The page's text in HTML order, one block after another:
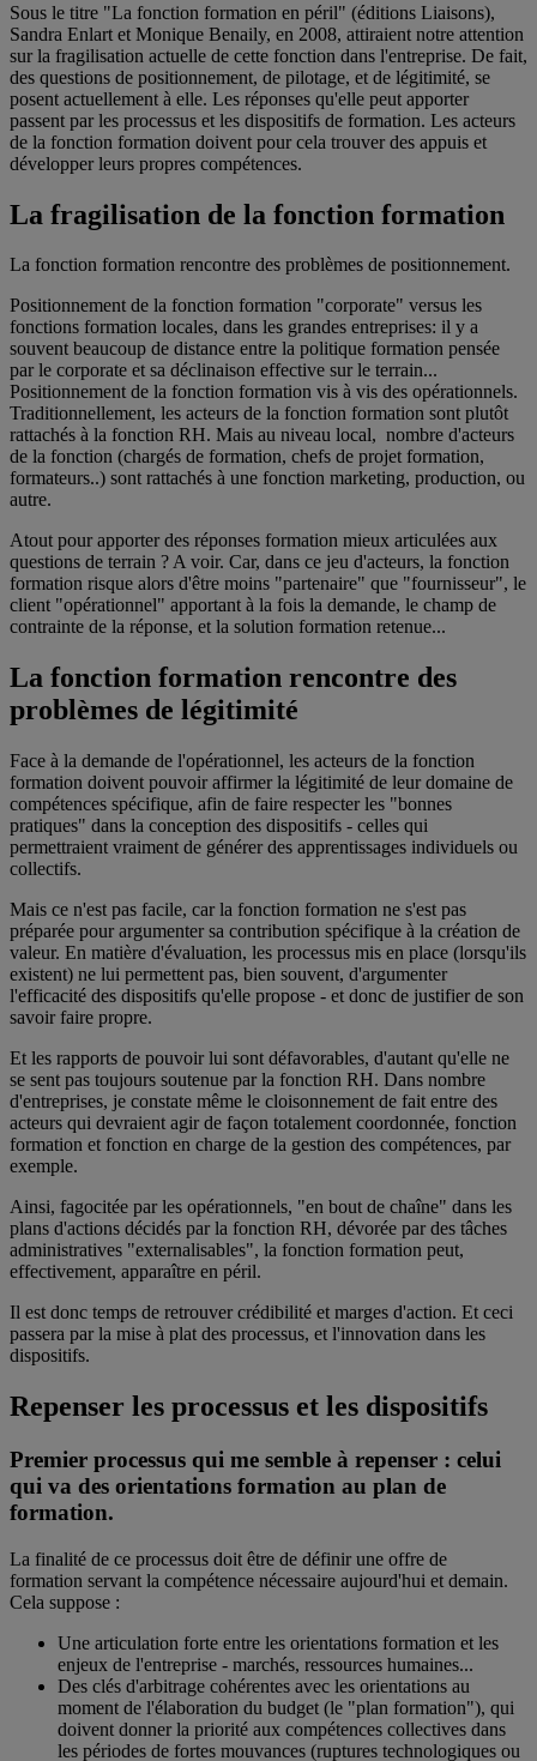
Sous le titre "La fonction formation en péril" (éditions Liaisons),
Sandra Enlart et Monique Benaily, en 2008, attiraient notre attention
sur la fragilisation actuelle de cette fonction dans l'entreprise. De fait,
des questions de positionnement, de pilotage, et de légitimité, se
posent actuellement à elle. Les réponses qu'elle peut apporter
passent par les processus et les dispositifs de formation. Les acteurs
de la fonction formation doivent pour cela trouver des appuis et
développer leurs propres compétences.
La fragilisation de la fonction formation
La fonction formation rencontre des problèmes de positionnement.
Positionnement de la fonction formation "corporate" versus les
fonctions formation locales, dans les grandes entreprises: il y a
souvent beaucoup de distance entre la politique formation pensée
par le corporate et sa déclinaison effective sur le terrain...
Positionnement de la fonction formation vis à vis des opérationnels.
Traditionnellement, les acteurs de la fonction formation sont plutôt
rattachés à la fonction RH. Mais au niveau local, nombre d'acteurs
de la fonction (chargés de formation, chefs de projet formation,
formateurs..) sont rattachés à une fonction marketing, production, ou
autre.
Atout pour apporter des réponses formation mieux articulées aux
questions de terrain ? A voir. Car, dans ce jeu d'acteurs, la fonction
formation risque alors d'être moins "partenaire" que "fournisseur", le
client "opérationnel" apportant à la fois la demande, le champ de
contrainte de la réponse, et la solution formation retenue...
La fonction formation rencontre des
problèmes de légitimité
Face à la demande de l'opérationnel, les acteurs de la fonction
formation doivent pouvoir affirmer la légitimité de leur domaine de
compétences spécifique, afin de faire respecter les "bonnes
pratiques" dans la conception des dispositifs - celles qui
permettraient vraiment de générer des apprentissages individuels ou
collectifs.
Mais ce n'est pas facile, car la fonction formation ne s'est pas
préparée pour argumenter sa contribution spécifique à la création de
valeur. En matière d'évaluation, les processus mis en place (lorsqu'ils
existent) ne lui permettent pas, bien souvent, d'argumenter
l'efficacité des dispositifs qu'elle propose - et donc de justifier de son
savoir faire propre.
Et les rapports de pouvoir lui sont défavorables, d'autant qu'elle ne
se sent pas toujours soutenue par la fonction RH. Dans nombre
d'entreprises, je constate même le cloisonnement de fait entre des
acteurs qui devraient agir de façon totalement coordonnée, fonction
formation et fonction en charge de la gestion des compétences, par
exemple.
Ainsi, fagocitée par les opérationnels, "en bout de chaîne" dans les
plans d'actions décidés par la fonction RH, dévorée par des tâches
administratives "externalisables", la fonction formation peut,
effectivement, apparaître en péril.
Il est donc temps de retrouver crédibilité et marges d'action. Et ceci
passera par la mise à plat des processus, et l'innovation dans les
dispositifs.
Repenser les processus et les dispositifs
Premier processus qui me semble à repenser : celui
qui va des orientations formation au plan de
formation.
La finalité de ce processus doit être de définir une offre de
formation servant la compétence nécessaire aujourd'hui et demain.
Cela suppose :
Une articulation forte entre les orientations formation et les
enjeux de l'entreprise - marchés, ressources humaines...
Des clés d'arbitrage cohérentes avec les orientations au
moment de l'élaboration du budget (le "plan formation"), qui
doivent donner la priorité aux compétences collectives dans
les périodes de fortes mouvances (ruptures technologiques ou